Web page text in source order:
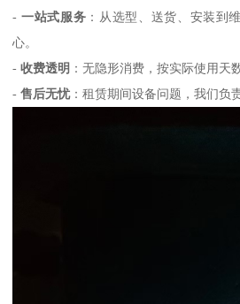
- 一站式服务 ：从选型、送货、安装到
心。
-收费透明 ：无隐形消费，按实际使用天
-售后无忧：租赁期间设备问题，我们负